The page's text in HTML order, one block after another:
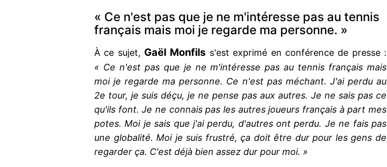
« Ce n'est pas que je ne m'intéresse pas au tennis
français mais moi je regarde ma personne. »
À ce sujet, Gaël Monfils s'est exprimé en conférence de presse :
« Ce n'est pas que je ne m'intéresse pas au tennis français mais
moi je regarde ma personne. Ce n'est pas méchant. J'ai perdu au
2e tour, je suis déçu, je ne pense pas aux autres. Je ne sais pas ce
qu'ils font. Je ne connais pas les autres joueurs français à part mes
potes. Moi je sais que j'ai perdu, d'autres ont perdu. Je ne fais pas
une globalité. Moi je suis frustré, ça doit être dur pour les gens de
regarder ça. C'est déjà bien assez dur pour moi. »